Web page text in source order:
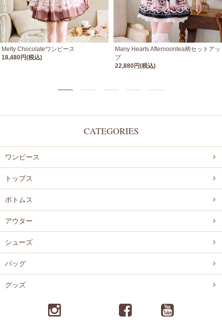
Melty Chocolateワンピース
18,480円(税込)
Many Hearts Afternoontea柄セットアッ
プ
22,880円(税込)
CATEGORIES
ワンピース
トップス
ボトムス
アウター
シューズ
バッグ
グッズ